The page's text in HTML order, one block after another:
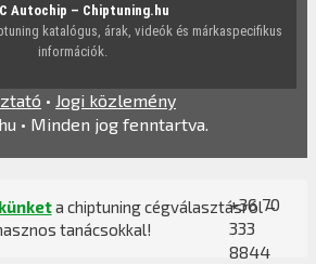
Autochip – Chiptuning.hu
katalógus, árak, videók és márkaspecifikus
információk.
• Jogi közlemény
• Minden jog fenntartva.
+36 70
333
8844
a chiptuning cégválasztásról –
tanácsokkal!